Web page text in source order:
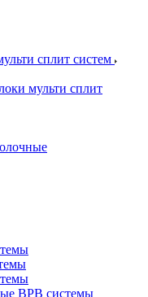
сплит систем
мульти сплит
ВРВ системы